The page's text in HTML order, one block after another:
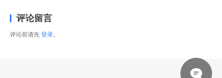
评论留言
评论前请先 登录。